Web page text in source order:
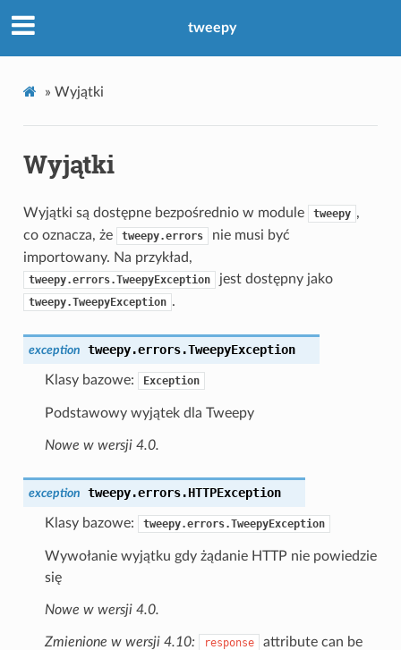
tweepy
» Wyjątki
Wyjątki
Wyjątki są dostępne bezpośrednio w module tweepy ,
co oznacza, że
tweepy.errors
nie musi być
importowany. Na przykład,
tweepy.errors.TweepyException jest dostępny jako
tweepy.TweepyException .
exception tweepy.errors.TweepyException
Klasy bazowe: Exception
Podstawowy wyjątek dla Tweepy
Nowe w wersji 4.0.
exception tweepy.errors.HTTPException
Klasy bazowe: tweepy.errors.TweepyException
Wywołanie wyjątku gdy żądanie HTTP nie powiedzie
się
Nowe w wersji 4.0.
Zmienione w wersji 4.10: response
attribute can be